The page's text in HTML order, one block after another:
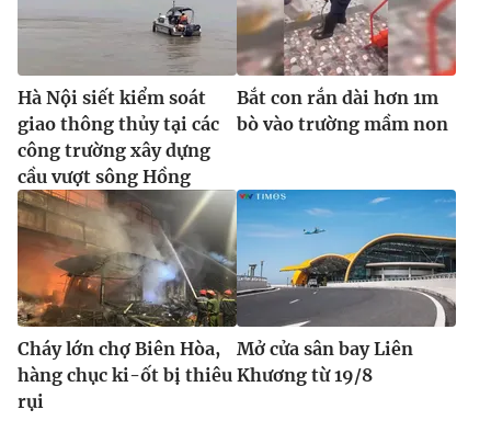
Hà Nội siết kiểm soát
giao thông thủy tại các
công trường xây dựng
cầu vượt sông Hồng
Bắt con rắn dài hơn 1m
bò vào trường mầm non
Cháy lớn chợ Biên Hòa,
hàng chục ki-ốt bị thiêu
rụi
Mở cửa sân bay Liên
Khương từ 19/8